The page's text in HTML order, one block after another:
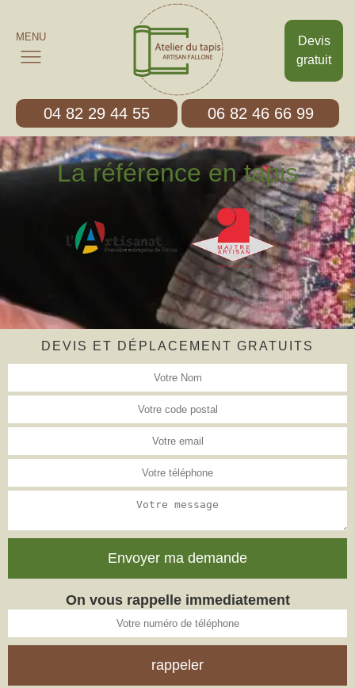
Devis
gratuit
MENU
04 82 29 44 55 06 82 46 66 99
La référence en tapis
DEVIS ET DÉPLACEMENT GRATUITS
On vous rappelle immediatement